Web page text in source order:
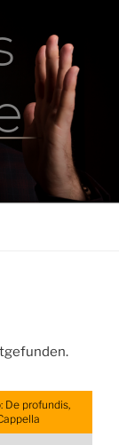
De profundis,